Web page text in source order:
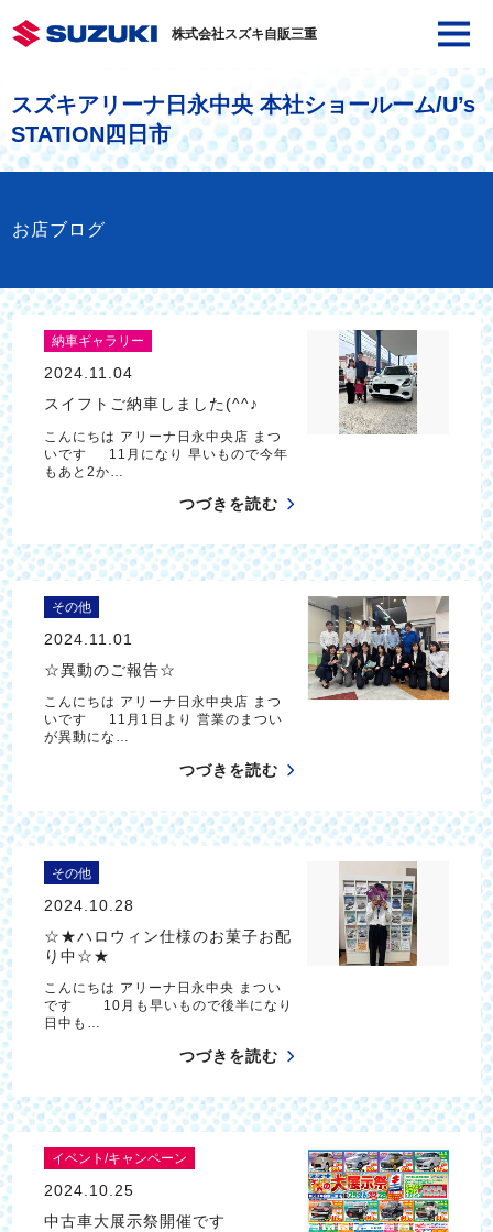
株式会社スズキ自販三重
スズキアリーナ日永中央 本社ショールーム/U’s
STATION四日市
お店ブログ
納車ギャラリー
2024.11.04
スイフトご納車しました(^^♪
こんにちは アリーナ日永中央店 まつ
いです 11月になり 早いもので今年
もあと2か…
つづきを読む
その他
2024.11.01
☆異動のご報告☆
こんにちは アリーナ日永中央店 まつ
いです 11月1日より 営業のまつい
が異動にな…
つづきを読む
その他
2024.10.28
☆★ハロウィン仕様のお菓子お配
り中☆★
こんにちは アリーナ日永中央 まつい
です 10月も早いもので後半になり
日中も…
つづきを読む
イベント/キャンペーン
2024.10.25
中古車大展示祭開催です